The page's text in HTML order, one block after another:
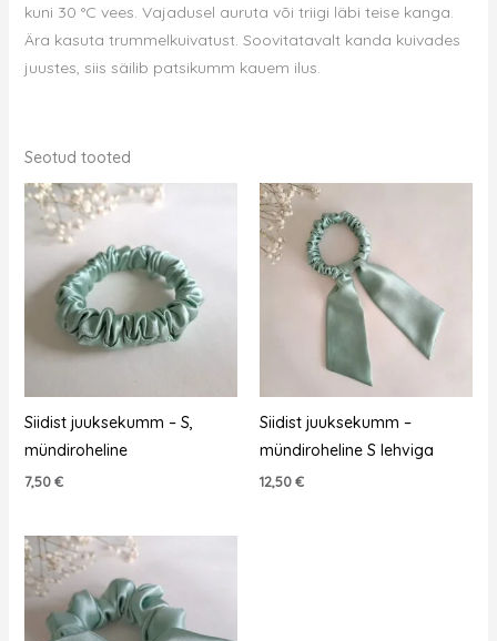
kuni 30 °C vees. Vajadusel auruta või triigi läbi teise kanga.
Ära kasuta trummelkuivatust. Soovitatavalt kanda kuivades
juustes, siis säilib patsikumm kauem ilus.
Seotud tooted
Siidist juuksekumm – S,
mündiroheline
7,50€
Siidist juuksekumm –
mündiroheline S lehviga
12,50€